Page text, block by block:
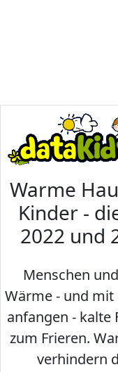
Warme
Kinder -
2022 und
Menschen
Wärme - und mit
anfangen - kalte
zum Frieren.
verhindern